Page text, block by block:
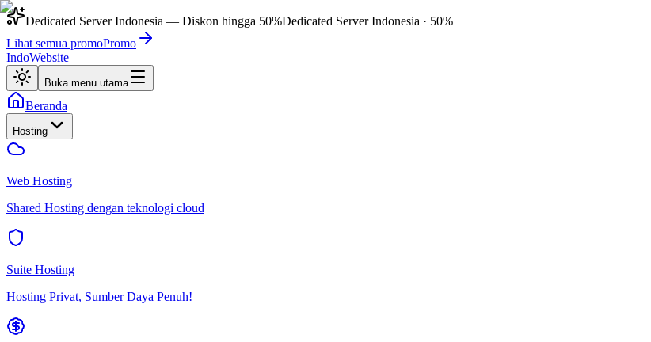
Dedicated Server Indonesia — Diskon hingga 50%Dedicated Server Indonesia · 50%
Lihat semua promoPromo
IndoWebsite
Buka menu utama
Beranda
Hosting
Web Hosting
Shared Hosting dengan teknologi cloud
Suite Hosting
Hosting Privat, Sumber Daya Penuh!